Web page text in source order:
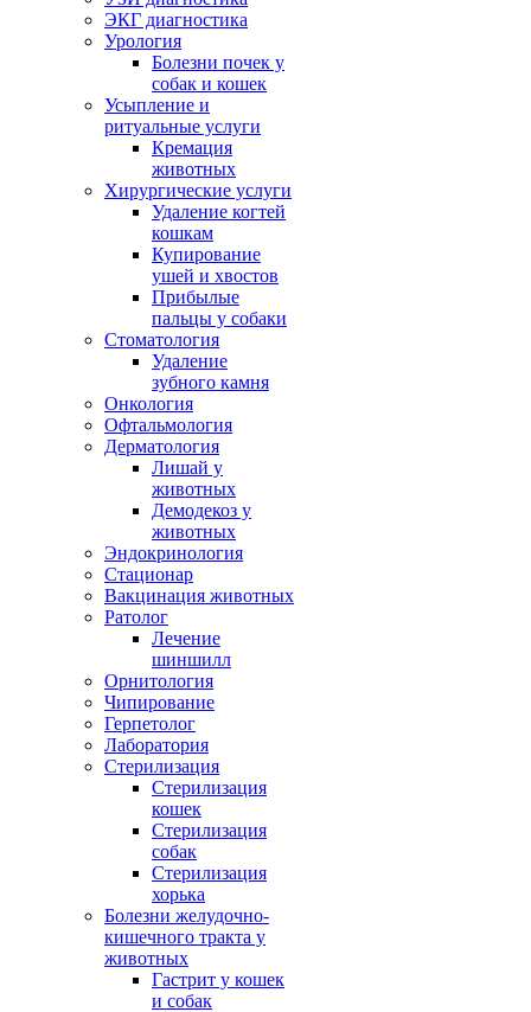
ЭКГ диагностика
Урология
Болезни почек у
собак и кошек
Усыпление и
ритуальные услуги
Кремация
животных
Хирургические услуги
Удаление когтей
кошкам
Купирование
ушей и хвостов
Прибылые
пальцы у собаки
Стоматология
Удаление
зубного камня
Онкология
Офтальмология
Дерматология
Лишай у
животных
Демодекоз у
животных
Эндокринология
Стационар
Вакцинация животных
Ратолог
Лечение
шиншилл
Орнитология
Чипирование
Герпетолог
Лаборатория
Стерилизация
Стерилизация
кошек
Стерилизация
собак
Стерилизация
хорька
Болезни желудочно-
кишечного тракта у
животных
Гастрит у кошек
и собак